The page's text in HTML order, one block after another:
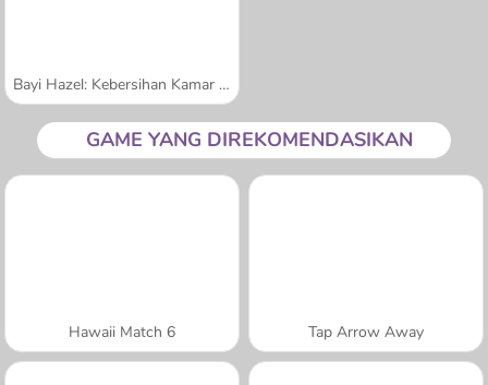
Bayi Hazel: Kebersihan Kamar Mandi
GAME YANG DIREKOMENDASIKAN
Hawaii Match 6 Tap Arrow Away